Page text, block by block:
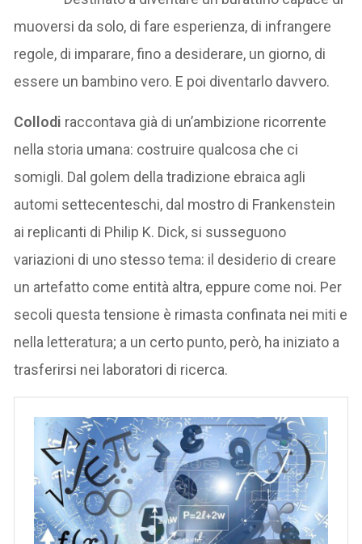
muoversi da solo, di fare esperienza, di infrangere
regole, di imparare, fino a desiderare, un giorno, di
essere un bambino vero. E poi diventarlo davvero.
Collodi raccontava già di un’ambizione ricorrente
nella storia umana: costruire qualcosa che ci
somigli. Dal golem della tradizione ebraica agli
automi settecenteschi, dal mostro di Frankenstein
ai replicanti di Philip K. Dick, si susseguono
variazioni di uno stesso tema: il desiderio di creare
un artefatto come entità altra, eppure come noi. Per
secoli questa tensione è rimasta confinata nei miti e
nella letteratura; a un certo punto, però, ha iniziato a
trasferirsi nei laboratori di ricerca.